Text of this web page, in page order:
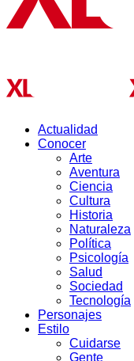
Actualidad
Conocer
Arte
Aventura
Ciencia
Cultura
Historia
Naturaleza
Política
Psicología
Salud
Sociedad
Tecnología
Personajes
Estilo
Cuidarse
Gente